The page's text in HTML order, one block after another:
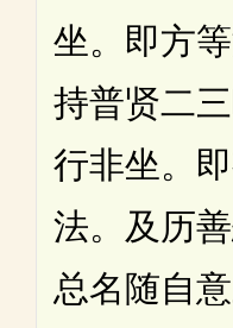
坐。即方
持普贤二
行非坐。
法。及历
总名随自